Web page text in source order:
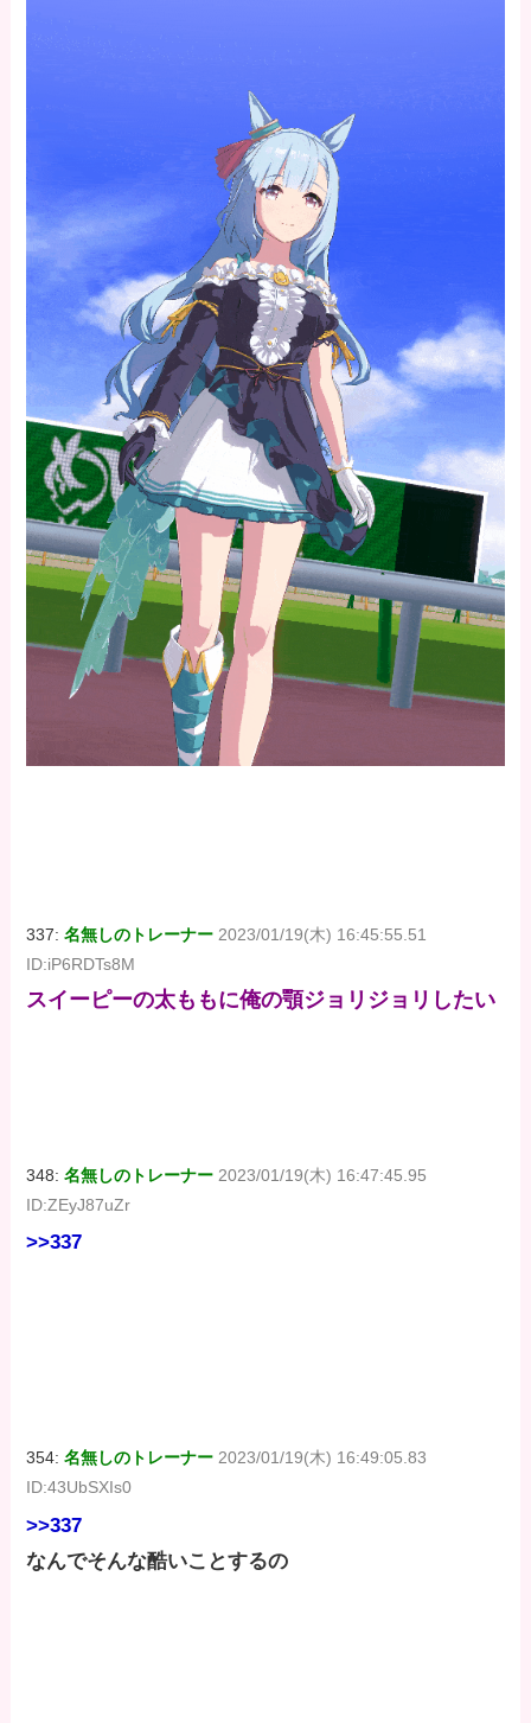
337:名無しのトレーナー 2023/01/19(木) 16:45:55.51
ID:iP6RDTs8M
スイーピーの太ももに俺の顎ジョリジョリしたい
348:名無しのトレーナー 2023/01/19(木) 16:47:45.95
ID:ZEyJ87uZr
>>337
354:名無しのトレーナー 2023/01/19(木) 16:49:05.83
ID:43UbSXIs0
>>337
なんでそんな酷いことするの